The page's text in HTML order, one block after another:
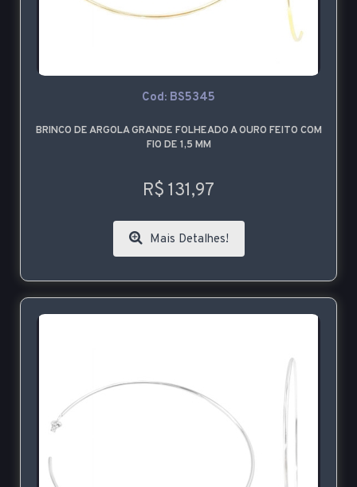
Cod: BS5345
BRINCO DE ARGOLA GRANDE FOLHEADO A OURO FEITO COM
FIO DE 1,5 MM
R$ 131,97
Mais Detalhes!